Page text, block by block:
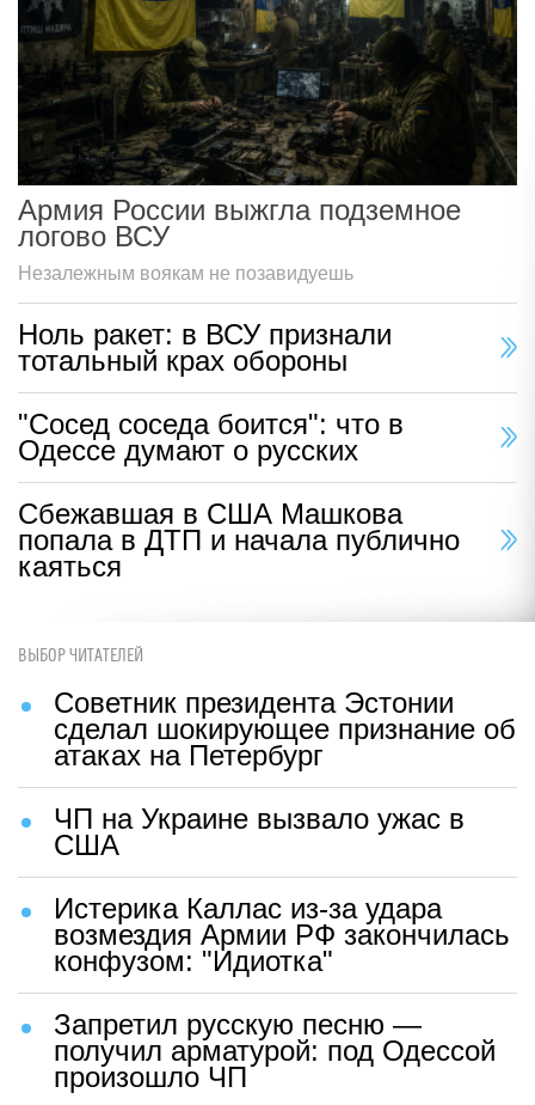
Армия России выжгла подземное
логово ВСУ
Незалежным воякам не позавидуешь
Ноль ракет: в ВСУ признали
тотальный крах обороны
"Сосед соседа боится": что в
Одессе думают о русских
Сбежавшая в США Машкова
попала в ДТП и начала публично
каяться
ВЫБОР ЧИТАТЕЛЕЙ
Советник президента Эстонии
сделал шокирующее признание об
атаках на Петербург
ЧП на Украине вызвало ужас в
США
Истерика Каллас из-за удара
возмездия Армии РФ закончилась
конфузом: "Идиотка"
Запретил русскую песню —
получил арматурой: под Одессой
произошло ЧП